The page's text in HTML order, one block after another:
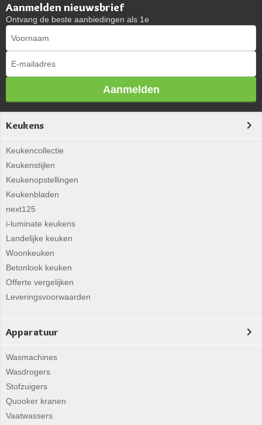
Aanmelden nieuwsbrief
Ontvang de beste aanbiedingen als 1e
Aanmelden
Keukens
Keukencollectie
Keukenstijlen
Keukenopstellingen
Keukenbladen
next125
i-luminate keukens
Landelijke keuken
Woonkeuken
Betonlook keuken
Offerte vergelijken
Leveringsvoorwaarden
Apparatuur
Wasmachines
Wasdrogers
Stofzuigers
Quooker kranen
Vaatwassers